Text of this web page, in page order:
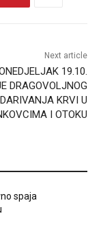
Next article
19.10.
DRAGOVOLJNOG
DARIVANJA KRVI U
I OTOKU
spaja